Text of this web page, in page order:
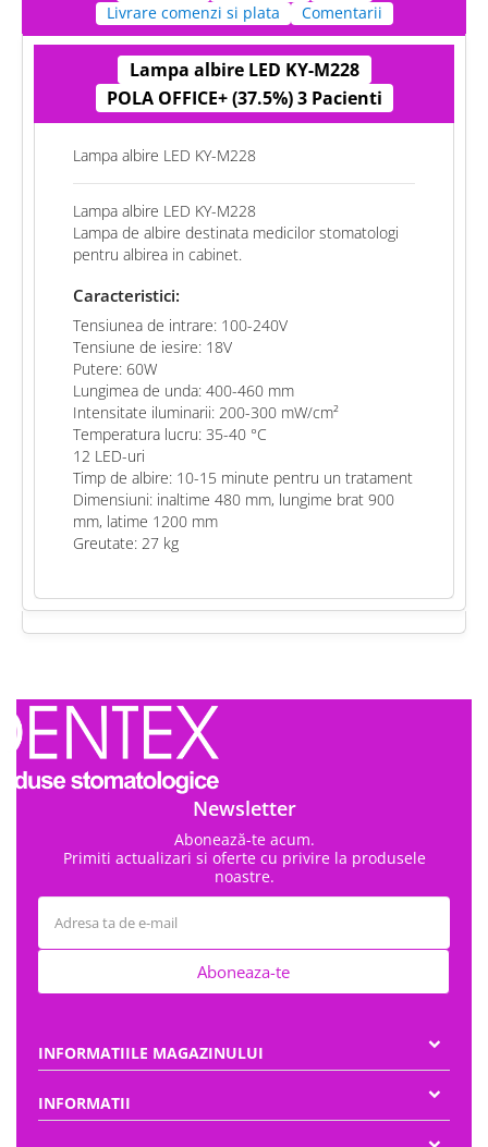
Livrare comenzi si plata
Comentarii
Lampa albire LED KY-M228
POLA OFFICE+ (37.5%) 3 Pacienti
Lampa albire LED KY-M228
Lampa albire LED KY-M228
Lampa de albire destinata medicilor stomatologi
pentru albirea in cabinet.
Caracteristici:
Tensiunea de intrare: 100-240V
Tensiune de iesire: 18V
Putere: 60W
Lungimea de unda: 400-460 mm
Intensitate iluminarii: 200-300 mW/cm²
Temperatura lucru: 35-40 °C
12 LED-uri
Timp de albire: 10-15 minute pentru un tratament
Dimensiuni: inaltime 480 mm, lungime brat 900
mm, latime 1200 mm
Greutate: 27 kg
Aboneaza-te
Newsletter
Abonează-te acum.
Primiti actualizari si oferte cu privire la produsele
noastre.
INFORMATIILE MAGAZINULUI
INFORMATII